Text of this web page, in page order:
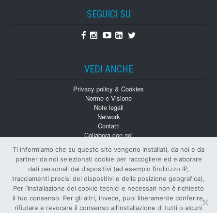
SEGUICI SU
Facebook
Instagram
YoutubeLinkedin
Twitter
VEDI ANCHE
Privacy policy & Cookies
Norme e Visione
Note legali
Network
Contatti
Collabora con noi
Numeri Arretrati
Ti informiamo che su questo sito vengono installati, da noi e da
partner da noi selezionati cookie per raccogliere ed elaborare
dati personali dai dispositivi (ad esempio l’indirizzo IP,
tracciamenti precisi dei dispositivi e della posizione geografica),
Per l’installazione dei cookie tecnici e necessari non è richiesto
il tuo consenso. Per gli altri, invece, puoi liberamente conferire,
rifiutare e revocare il consenso all’installazione di tutti o alcuni